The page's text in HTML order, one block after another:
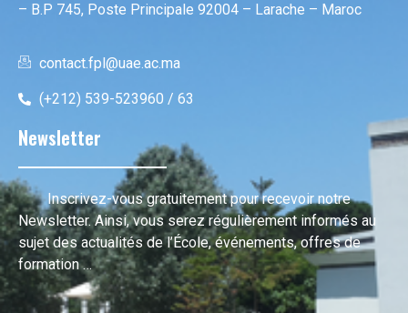
– B.P 745, Poste Principale 92004 – Larache – Maroc
contact.fpl@uae.ac.ma
(+212) 539-523960 / 63
Newsletter
Inscrivez-vous gratuitement pour recevoir notre
Newsletter. Ainsi, vous serez régulièrement informés au
sujet des actualités de l’École, événements, offres de
formation …